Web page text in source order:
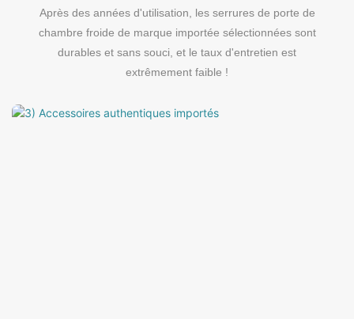
Après des années d'utilisation, les serrures de porte de
chambre froide de marque importée sélectionnées sont
durables et sans souci, et le taux d'entretien est
extrêmement faible !